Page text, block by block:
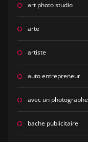
art photo studio
arte
artiste
auto entrepreneur
avec un photographe
bache publicitaire